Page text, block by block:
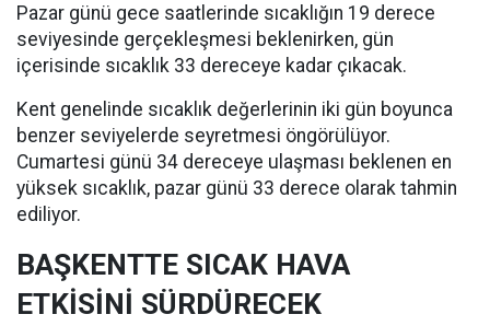
Pazar günü gece saatlerinde sıcaklığın 19 derece
seviyesinde gerçekleşmesi beklenirken, gün
içerisinde sıcaklık 33 dereceye kadar çıkacak.
Kent genelinde sıcaklık değerlerinin iki gün boyunca
benzer seviyelerde seyretmesi öngörülüyor.
Cumartesi günü 34 dereceye ulaşması beklenen en
yüksek sıcaklık, pazar günü 33 derece olarak tahmin
ediliyor.
BAŞKENTTE SICAK HAVA
ETKİSİNİ SÜRDÜRECEK